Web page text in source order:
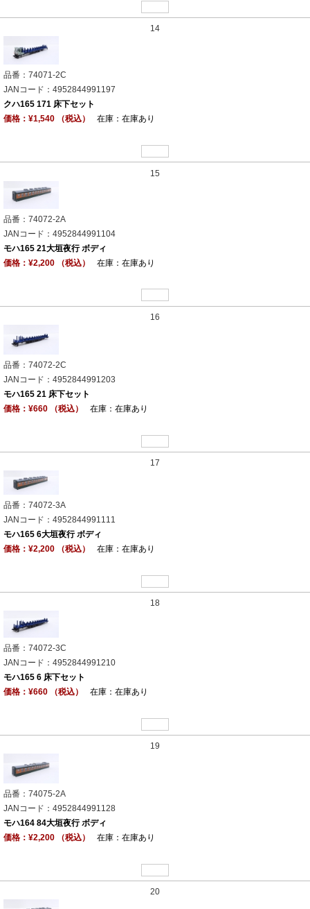
14
品番：74071-2C
JANコード：4952844991197
クハ165 171 床下セット
価格：¥1,540 （税込）
在庫：在庫あり
15
品番：74072-2A
JANコード：4952844991104
モハ165 21大垣夜行 ボディ
価格：¥2,200 （税込）
在庫：在庫あり
16
品番：74072-2C
JANコード：4952844991203
モハ165 21 床下セット
価格：¥660 （税込）
在庫：在庫あり
17
品番：74072-3A
JANコード：4952844991111
モハ165 6大垣夜行 ボディ
価格：¥2,200 （税込）
在庫：在庫あり
18
品番：74072-3C
JANコード：4952844991210
モハ165 6 床下セット
価格：¥660 （税込）
在庫：在庫あり
19
品番：74075-2A
JANコード：4952844991128
モハ164 84大垣夜行 ボディ
価格：¥2,200 （税込）
在庫：在庫あり
20